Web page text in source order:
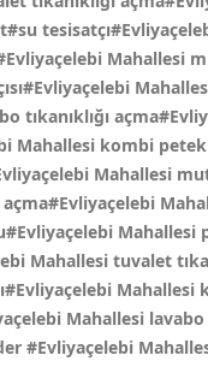
Mahallesi
Mahallesi kombi
Mahallesi
Mahallesi tuvalet
Mahallesi
Mahallesi lavabo
#Evliyaçelebi